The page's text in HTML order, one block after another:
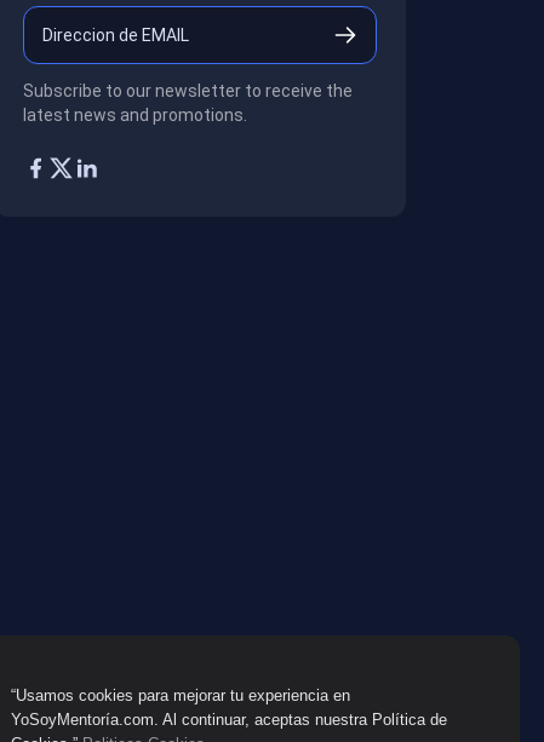
“Usamos cookies para mejorar tu experiencia en
YoSoyMentoría.com. Al continuar, aceptas nuestra Política de
Subscribe to our newsletter to receive the
latest news and promotions.